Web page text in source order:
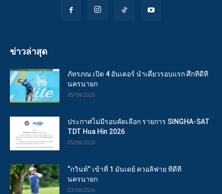
ข่าวล่าสุด
ภัทรภณ เปิด 4 อันเดอร์ นำเดี่ยวรอบแรก ศึกทีดีที
นครนายก
05/08/2026
ประกาศไม่มีรอบคัดเลือก รายการ SINGHA-SAT
TDT Hua Hin 2026
05/08/2026
“กวินท์” เข้าที่ 1 มันเดย์ ควอลิฟาย ทีดีที
นครนายก
03/08/2026